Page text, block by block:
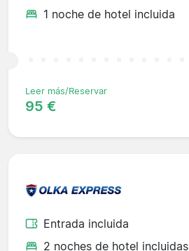
1 noche de hotel incluida
Leer más/Reservar
95 €
Entrada incluida
2 noches de hotel incluidas